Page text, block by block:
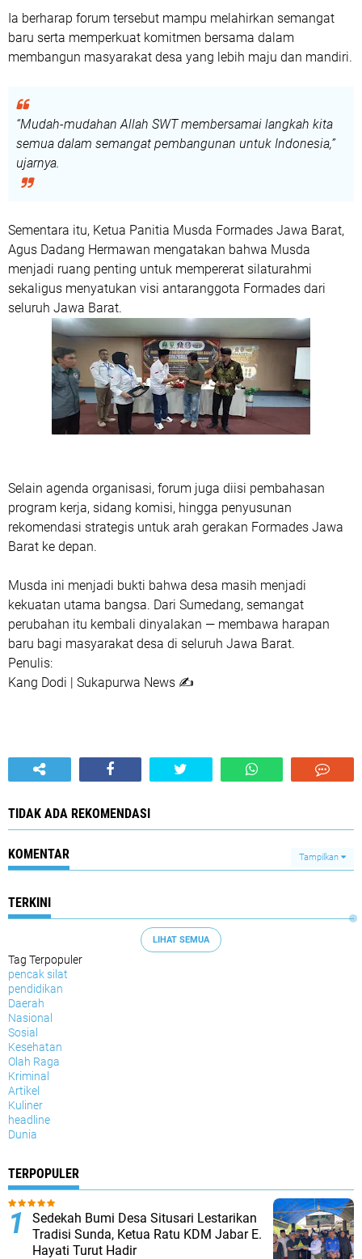
Ia berharap forum tersebut mampu melahirkan semangat
baru serta memperkuat komitmen bersama dalam
membangun masyarakat desa yang lebih maju dan mandiri.
“Mudah-mudahan Allah SWT membersamai langkah kita
semua dalam semangat pembangunan untuk Indonesia,”
ujarnya.
Sementara itu, Ketua Panitia Musda Formades Jawa Barat,
Agus Dadang Hermawan mengatakan bahwa Musda
menjadi ruang penting untuk mempererat silaturahmi
sekaligus menyatukan visi antaranggota Formades dari
seluruh Jawa Barat.
Selain agenda organisasi, forum juga diisi pembahasan
program kerja, sidang komisi, hingga penyusunan
rekomendasi strategis untuk arah gerakan Formades Jawa
Barat ke depan.
Musda ini menjadi bukti bahwa desa masih menjadi
kekuatan utama bangsa. Dari Sumedang, semangat
perubahan itu kembali dinyalakan — membawa harapan
baru bagi masyarakat desa di seluruh Jawa Barat.
Penulis:
Kang Dodi | Sukapurwa News ✍️
TIDAK ADA REKOMENDASI
KOMENTAR Tampilkan
TERKINI
LIHAT SEMUA
Tag Terpopuler
pencak silat
pendidikan
Daerah
Nasional
Sosial
Kesehatan
Olah Raga
Kriminal
Artikel
Kuliner
headline
Dunia
TERPOPULER
Sedekah Bumi Desa Situsari Lestarikan
Tradisi Sunda, Ketua Ratu KDM Jabar E.
Hayati Turut Hadir